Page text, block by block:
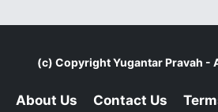
(c) CopyrightYugantar Pravah -
About Us Contact Us